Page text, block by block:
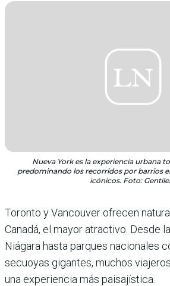
Nueva York es la experiencia urbana
predominando los recorridos por barrios
icónicos. Foto:
Toronto y Vancouver ofrecen
Canadá, el mayor atractivo. Desde
Niágara hasta parques nacionales
secuoyas gigantes, muchos
una experiencia más paisajística.